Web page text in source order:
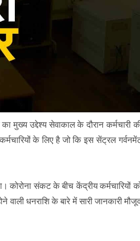
मुख्‍य उद्देश्‍य सेवाकाल के दौरान कर्मचारी
के लिए है जो कि इस सेंट्रल
कोरोना संकट के बीच केंद्रीय कर्मचारियों
वाली धनराशि के बारे में सारी जानकारी